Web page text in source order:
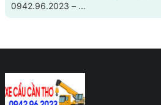
0942.96.2023 – ...